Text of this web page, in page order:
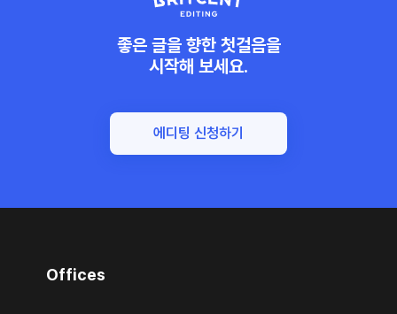
좋은 글을 향한 첫걸음을
시작해 보세요.
에디팅 신청하기
Offices